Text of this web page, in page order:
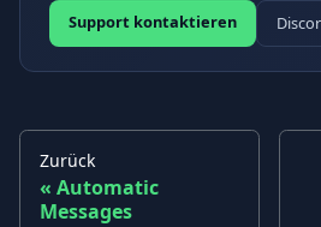
Support kontaktieren
Zurück
Automatic
Messages